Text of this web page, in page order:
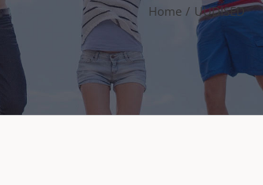
Home UUDISED